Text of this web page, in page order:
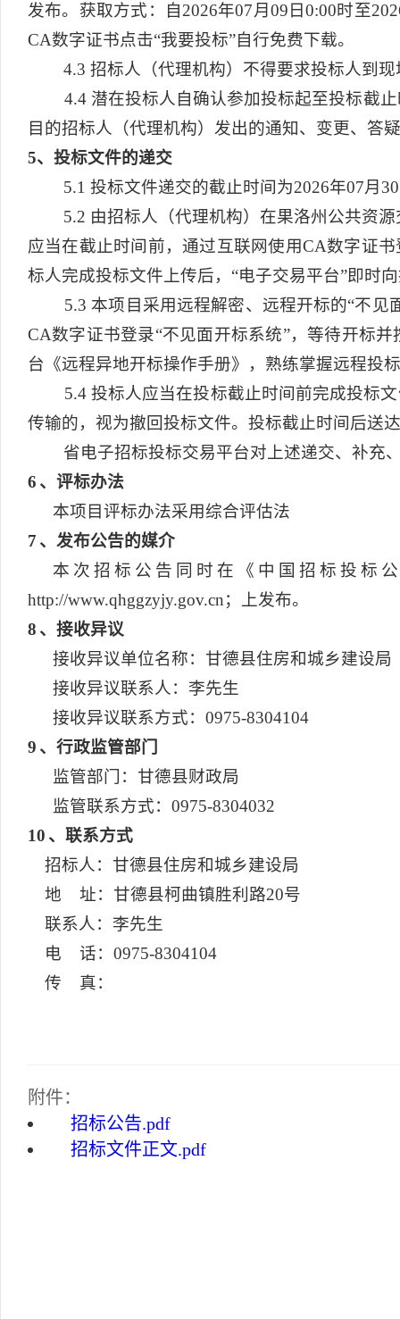
发布。获取方式：自2026年07月09日0:00时至
CA数字证书点击“我要投标”自行免费下载。
4.3 招标人（代理机构）不得要求投标人到
4.4潜在投标人自确认参加投标起至投标截
目的招标人（代理机构）发出的通知、变更、答
5、投标文件的递交
5.1 投标文件递交的截止时间为2026年07月
5.2 由招标人（代理机构）在果洛州公共资
应当在截止时间前，通过互联网使用CA数字证
标人完成投标文件上传后，“电子交易平台”即时
5.3 本项目采用远程解密、远程开标的“不
CA数字证书登录“不见面开标系统”，等待开标
台《远程异地开标操作手册》，熟练掌握远程投
5.4 投标人应当在投标截止时间前完成投标
传输的，视为撤回投标文件。投标截止时间后送
省电子招标投标交易平台对上述递交、补充
6 、评标办法
本项目评标办法采用综合评估法
7 、发布公告的媒介
本次招标公告同时在《中国招标投标公
http://www.qhggzyjy.gov.cn；上发布。
8 、接收异议
接收异议单位名称：甘德县住房和城乡建设局
接收异议联系人：李先生
接收异议联系方式：0975-8304104
9 、行政监管部门
监管部门：甘德县财政局
监管联系方式：0975-8304032
10 、联系方式
招标人：甘德县住房和城乡建设局
地 址：甘德县柯曲镇胜利路20号
联系人：李先生
电 话：0975-8304104
传 真：
附件：
招标公告.pdf
招标文件正文.pdf